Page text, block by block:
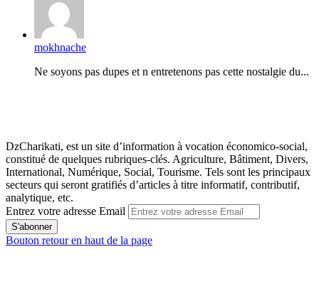
mokhnache
Ne soyons pas dupes et n entretenons pas cette nostalgie du...
DzCharikati, est un site d’information à vocation économico-social,
constitué de quelques rubriques-clés. Agriculture, Bâtiment, Divers,
International, Numérique, Social, Tourisme. Tels sont les principaux
secteurs qui seront gratifiés d’articles à titre informatif, contributif,
analytique, etc.
Entrez votre adresse Email
Bouton retour en haut de la page